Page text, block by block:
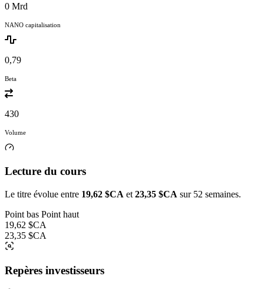
0 Mrd
NANO capitalisation
0,79
Beta
430
Volume
Lecture du cours
Le titre évolue entre 19,62 $CA et 23,35 $CA sur 52 semaines.
Point bas Point haut
19,62 $CA
23,35 $CA
Repères investisseurs